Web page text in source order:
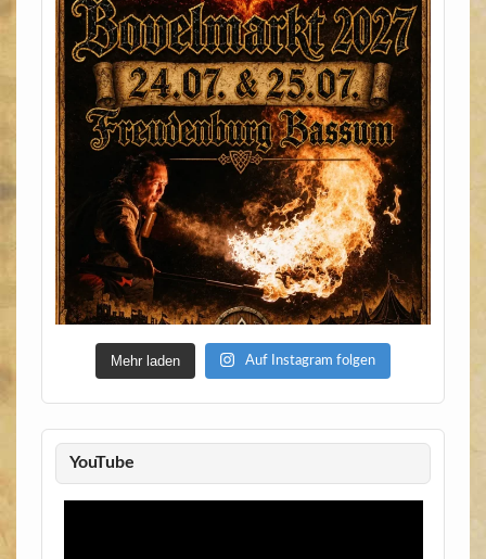
Mehr laden Auf Instagram folgen
YouTube